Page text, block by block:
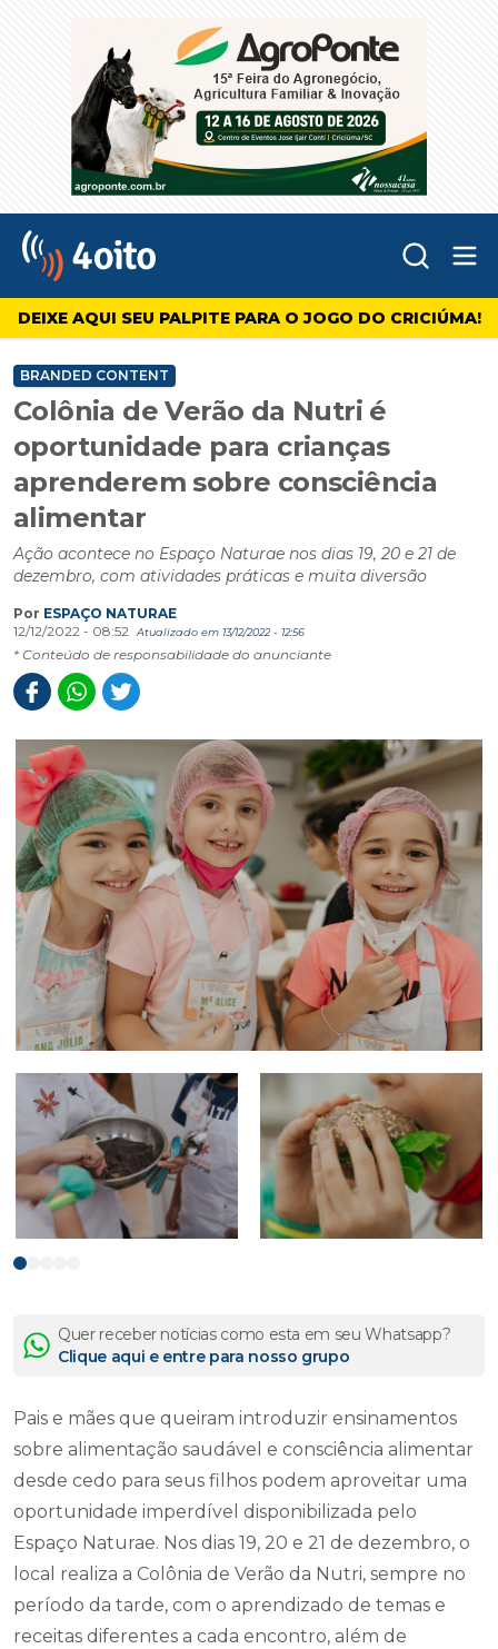
4oito
DEIXE AQUI SEU PALPITE PARA O JOGO DO CRICIÚMA!
BRANDED CONTENT
Colônia de Verão da Nutri é
oportunidade para crianças
aprenderem sobre consciência
alimentar
Ação acontece no Espaço Naturae nos dias 19, 20 e 21 de
dezembro, com atividades práticas e muita diversão
Por ESPAÇO NATURAE
12/12/2022 - 08:52
Atualizado em 13/12/2022 - 12:56
* Conteúdo de responsabilidade do anunciante
Quer receber notícias como esta em seu Whatsapp?
Clique aqui e entre para nosso grupo
Pais e mães que queiram introduzir ensinamentos
sobre alimentação saudável e consciência alimentar
desde cedo para seus filhos podem aproveitar uma
oportunidade imperdível disponibilizada pelo
Espaço Naturae. Nos dias 19, 20 e 21 de dezembro, o
local realiza a Colônia de Verão da Nutri, sempre no
período da tarde, com o aprendizado de temas e
receitas diferentes a cada encontro, além de